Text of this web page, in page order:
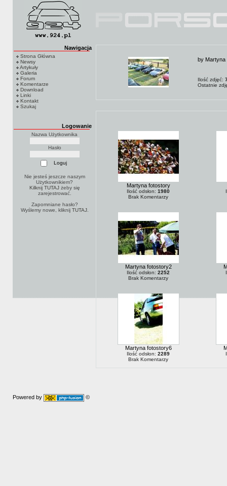
Nawigacja
Strona Główna
Newsy
Artykuły
Galeria
Forum
Komentarze
Download
Linki
Kontakt
Szukaj
Logowanie
Nazwa Użytkownika
Hasło
Nie jesteś jeszcze naszym
Użytkownikiem?
Kilknij TUTAJżeby się
zarejestrować.
Zapomniane hasło?
Wyślemy nowe, kliknij TUTAJ.
by Martyna
Ilość zdjęć:
Ostatnie
Martyna fotostory
Ilość odsłon: 1980
Brak Komentarzy
Martyna fotostory2
Ilość odsłon: 2252
Brak Komentarzy
Martyna fotostory6
Ilość odsłon: 2289
Brak Komentarzy
Powered by ©